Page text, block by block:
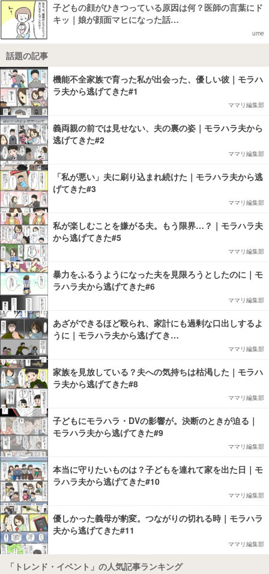
子どもの顔がひきつっている原因は何？医師の言葉にド
キッ｜娘が顔面マヒになった話…
ume
話題の記事
機能不全家族で育った私が出会った、優しい彼｜モラハ
ラ夫から逃げてきた#1
ママリ編集部
義両親の前では見せない、夫の裏の姿｜モラハラ夫から
逃げてきた#2
ママリ編集部
「私が悪い」夫に刷り込まれ続けた｜モラハラ夫から逃
げてきた#3
ママリ編集部
私が楽しむことを嫌がる夫。もう限界…？｜モラハラ夫
から逃げてきた#5
ママリ編集部
暴力をふるうようになった夫を見限ろうとしたのに｜モ
ラハラ夫から逃げてきた#6
ママリ編集部
あざができるほど殴られ、家計にも過剰な口出しするよ
うに｜モラハラ夫から逃げてき…
ママリ編集部
家族を見放している？夫への気持ちは枯渇した｜モラハ
ラ夫から逃げてきた#8
ママリ編集部
子どもにモラハラ・DVの影響が。決断のときが迫る｜
モラハラ夫から逃げてきた#9
ママリ編集部
本当に守りたいものは？子どもを連れて家を出た日｜モ
ラハラ夫から逃げてきた#10
ママリ編集部
優しかった義母が豹変。つながりの切れる時｜モラハラ
夫から逃げてきた#11
ママリ編集部
「トレンド・イベント」の人気記事ランキング